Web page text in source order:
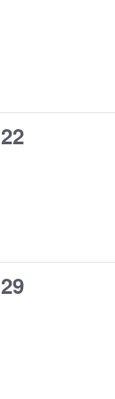
0
22
0
29